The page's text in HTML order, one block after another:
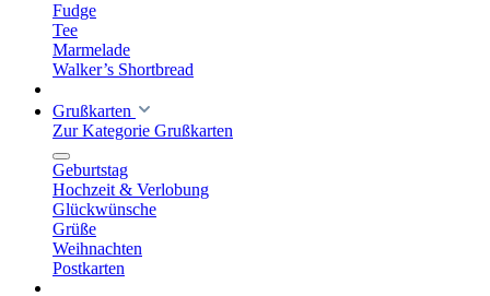
Fudge
Tee
Marmelade
Walker’s Shortbread
Grußkarten
Zur Kategorie Grußkarten
Geburtstag
Hochzeit & Verlobung
Glückwünsche
Grüße
Weihnachten
Postkarten